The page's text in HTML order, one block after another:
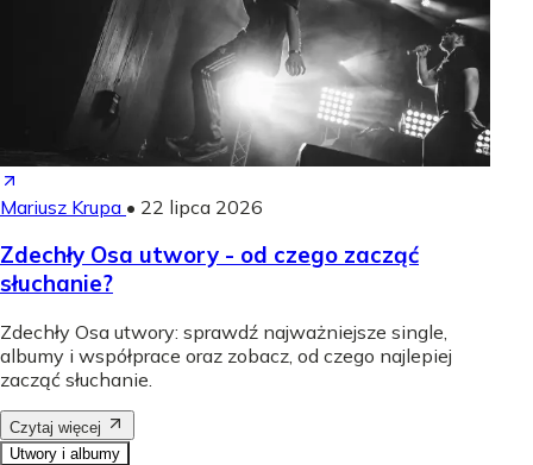
Mariusz Krupa • 22 lipca 2026
Zdechły Osa utwory - od czego zacząć
słuchanie?
Zdechły Osa utwory: sprawdź najważniejsze single,
albumy i współprace oraz zobacz, od czego najlepiej
zacząć słuchanie.
Czytaj więcej
Utwory i albumy